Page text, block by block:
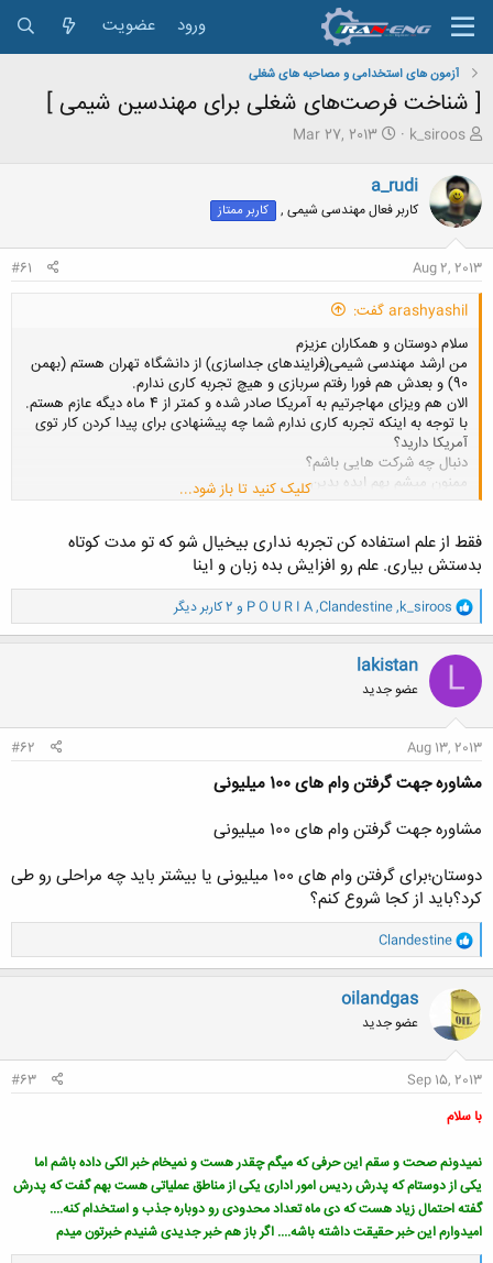
ورود عضویت
آزمون های استخدامی و مصاحبه های شغلی
[ شناخت فرصت‌های شغلی برای مهندسین شیمی ]
ش
و
ع
ک
ن
ن
د
م
ض
و
ع
k_siroos
ت
ی
خ
ر
Mar 27, 2013
a_rudi
کاربر فعال مهندسی شیمی , کاربر ممتاز
Aug 2, 2013
#61
arashyashil گفت:
سلام دوستان و همکاران عزیزم
من ارشد مهندسی شیمی(فرایندهای جداسازی) از دانشگاه تهران هستم (بهمن
90) و بعدش هم فورا رفتم سربازی و هیچ تجربه کاری ندارم.
الان هم ویزای مهاجرتیم به آمریکا صادر شده و کمتر از 4 ماه دیگه عازم هستم.
با توجه به اینکه تجربه کاری ندارم شما چه پیشنهادی برای پیدا کردن کار توی
آمریکا دارید؟
دنبال چه شرکت هایی باشم؟
ممنون میشم بهم ایده بدینکلیک کنید تا باز شود...
فقط از علم استفاده کن تجربه نداری بیخیال شو که تو مدت کوتاه
بدستش بیاری. علم رو افزایش بده زبان و اینا
و
ا
ک
ن
ه
ا
k_siroos
,
Clandestine
,
P O U R I A و 2 کاربر دیگر
L
lakistan
عضو جدید
Aug 13, 2013
#62
مشاوره جهت گرفتن وام های 100 میلیونی
مشاوره جهت گرفتن وام های 100 میلیونی
دوستان؛برای گرفتن وام های 100 میلیونی یا بیشتر باید چه مراحلی رو طی
کرد؟باید از کجا شروع کنم؟
و
ا
ک
ن
ش
ه
ا
Clandestine
oilandgas
عضو جدید
Sep 15, 2013
#63
با سلام
نمیدونم صحت و سقم این حرفی که میگم چقدر هست و نمیخام خبر الکی داده باشم اما
یکی از دوستام که پدرش ردیس امور اداری یکی از مناطق عملیاتی هست بهم گفت که پدرش
گفته احتمال زیاد هست که دی ماه تعداد محدودی رو دوباره جذب و استخدام کنه....
امیدوارم این خبر حقیقت داشته باشه.... اگر باز هم خبر جدیدی شنیدم خبرتون میدم